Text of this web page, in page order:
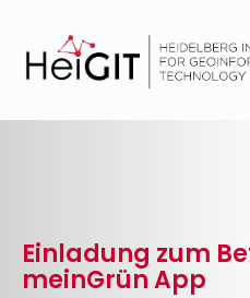
Einladung zum
meinGrün App